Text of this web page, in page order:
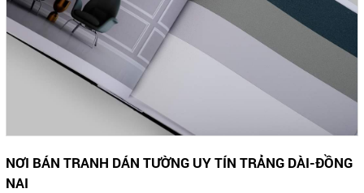
NƠI BÁN TRANH DÁN TƯỜNG UY TÍN TRẢNG DÀI-ĐỒNG
NAI